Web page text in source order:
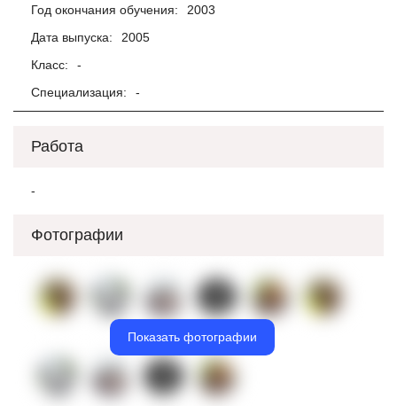
Год окончания обучения:
2003
Дата выпуска:
2005
Класс:
-
Специализация:
-
Работа
-
Фотографии
Показать фотографии